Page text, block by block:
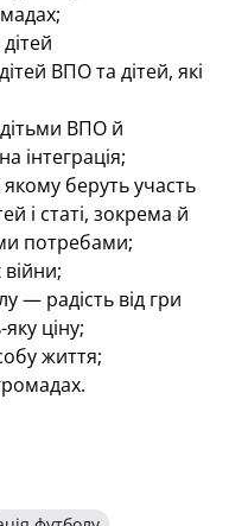
ВПО та дітей, які
ВПО й
інтеграція;
беруть участь
і статі, зокрема й
потребами;
— радість від гри
ціну;
життя;